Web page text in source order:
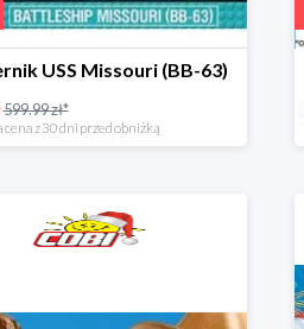
USS Missouri (BB-63)
599.99 zł*
z 30 dni przed obniżką